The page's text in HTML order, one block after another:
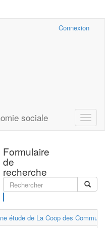
Connexion
sociale
Toggle
Formulaire
de
recherche
étude de La Coop des